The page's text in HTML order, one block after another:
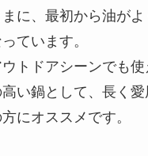
に、最初から油が
ています。
ウトドアシーンでも
い鍋として、長く
にオススメです。